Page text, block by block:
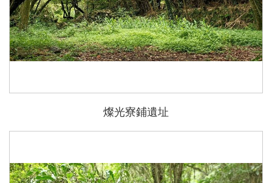
燦光寮鋪遺址